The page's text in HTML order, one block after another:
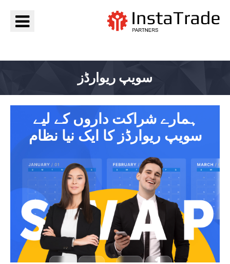
سویپ ریوارڈز
ہمارے شراکت داروں کے لیے
سویپ ریوارڈز کا ایک نیا نظام